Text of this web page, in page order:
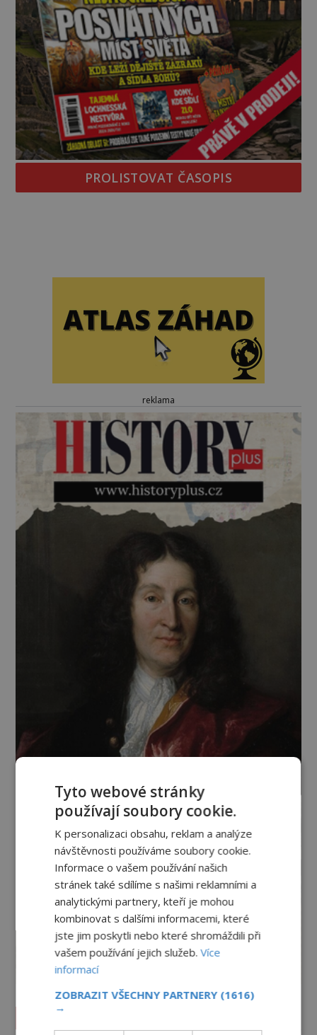
PROLISTOVAT ČASOPIS
reklama
Vesmír a technologie
Tyto webové stránky
používají soubory cookie.
K personalizaci obsahu, reklam a analýze
návštěvnosti používáme soubory cookie.
Informace o vašem používání našich
stránek také sdílíme s našimi reklamními a
analytickými partnery, kteří je mohou
kombinovat s dalšími informacemi, které
jste jim poskytli nebo které shromáždili při
vašem používání jejich služeb.Více
informací
ZOBRAZIT VŠECHNY PARTNERY (1616)
→